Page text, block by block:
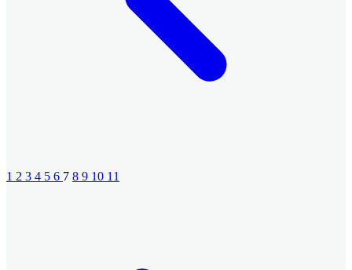
1 2 3 4 5 6 7 8 9 10 11